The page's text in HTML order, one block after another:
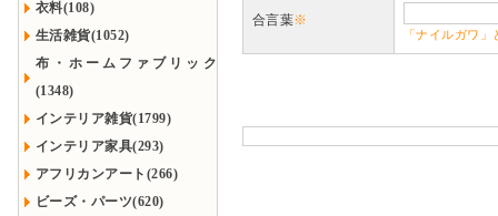
衣料(108)
生活雑貨(1052)
布・ホームファブリック
(1348)
インテリア雑貨(1799)
インテリア家具(293)
アフリカンアート(266)
ビーズ・パーツ(620)
合言葉※
「ナイルガワ